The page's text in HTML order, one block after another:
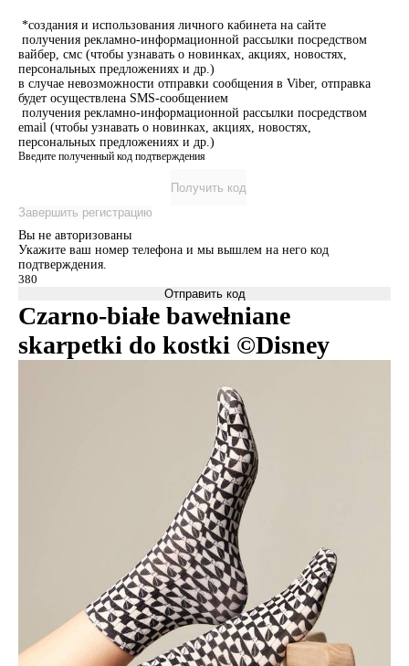
*создания и использования личного кабинета на сайте
получения рекламно-информационной рассылки посредством
вайбер, смс (чтобы узнавать о новинках, акциях, новостях,
персональных предложениях и др.)
в случае невозможности отправки сообщения в Viber, отправка
будет осуществлена SMS-сообщением
получения рекламно-информационной рассылки посредством
email (чтобы узнавать о новинках, акциях, новостях,
персональных предложениях и др.)
Введите полученный код подтверждения
Получить код
Завершить регистрацию
Вы не авторизованы
Укажите ваш номер телефона и мы вышлем на него код
подтверждения.
Отправить код
Czarno-białe bawełniane
skarpetki do kostki ©Disney